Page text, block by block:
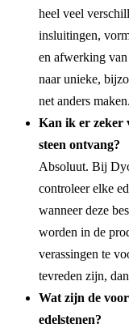
heel veel
insluitingen,
en afwerking
naar unieke,
net anders maken.
Kan ik er zeker
steen ontvang?
Absoluut. Bij
controleer elke
wanneer deze
worden in de
verassingen te
tevreden zijn,
Wat zijn de
edelstenen?